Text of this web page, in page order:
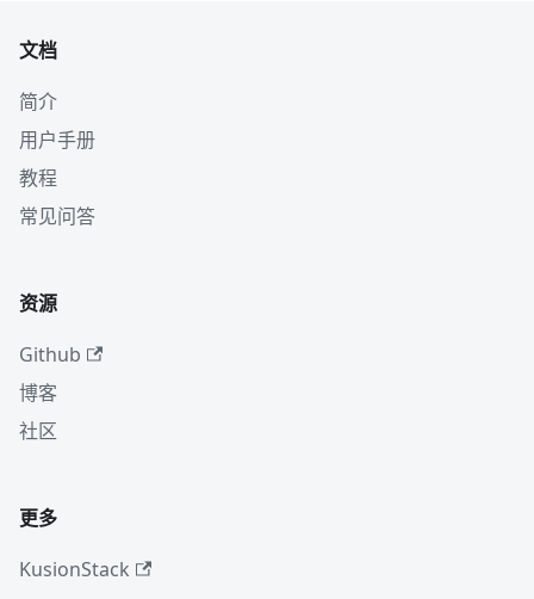
文档
简介
用户手册
教程
常见问答
资源
Github
博客
社区
更多
KusionStack